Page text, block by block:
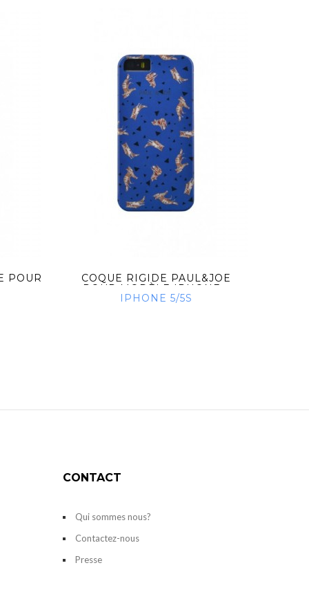
POUR
COQUE RIGIDE PAUL&JOE
POUR MODÈLE IPHONE...
IPHONE 5/5S
CONTACT
Qui sommes nous?
Contactez-nous
Presse